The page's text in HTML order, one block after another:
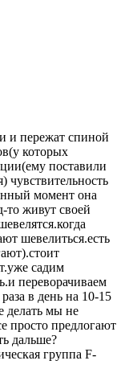
и пережат спиной
которых
поставили
чувствительность
момент она
то живут своей
шевелиться.есть
садим
переворачиваем
в день на 10-15
делать мы не
просто предлогают
дальше?
группа F-